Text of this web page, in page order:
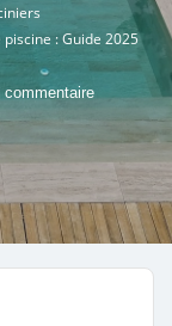
: Guide 2025
commentaire